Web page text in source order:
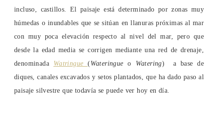
incluso, castillos. El paisaje está determinado por zonas muy
húmedas o inundables que se sitúan en llanuras próximas al mar
con muy poca elevación respecto al nivel del mar, pero que
desde la edad media se corrigen mediante una red de drenaje,
denominada Watringue(Wateringueo Watering) a base de
diques, canales excavados y setos plantados, que ha dado paso al
paisaje silvestre que todavía se puede ver hoy en día.